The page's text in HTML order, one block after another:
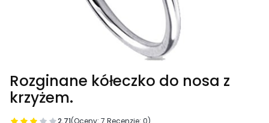
Rozginane kółeczko do nosa z
krzyżem.